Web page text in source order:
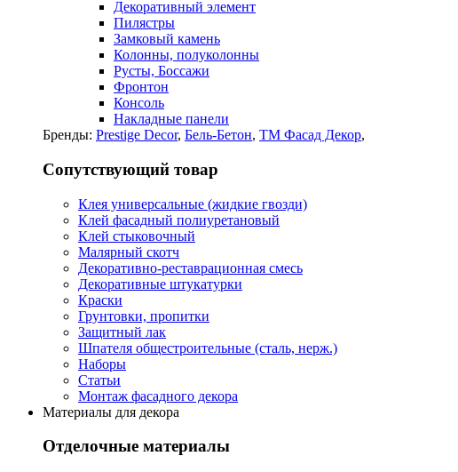
Декоративный элемент
Пилястры
Замковый камень
Колонны, полуколонны
Русты, Боссажи
Фронтон
Консоль
Накладные панели
Бренды: Prestige Decor, Бель-Бетон, ТМ Фасад Декор,
Сопутствующий товар
Клея универсальные (жидкие гвозди)
Клей фасадный полиуретановый
Клей стыковочный
Малярный скотч
Декоративно-реставрационная смесь
Декоративные штукатурки
Краски
Грунтовки, пропитки
Защитный лак
Шпателя общестроительные (сталь, нерж.)
Наборы
Статьи
Монтаж фасадного декора
Материалы для декора
Отделочные материалы